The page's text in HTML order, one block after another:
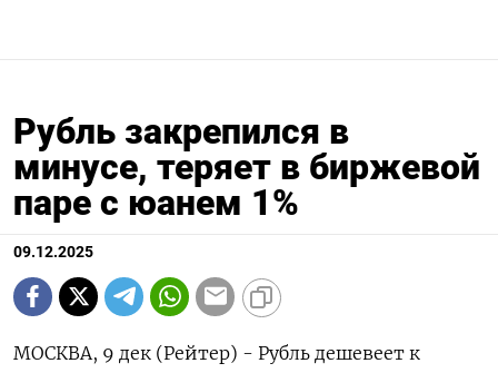
Рубль закрепился в
минусе, теряет в биржевой
паре с юанем 1%
09.12.2025
МОСКВА, 9 дек (Рейтер) - Рубль дешевеет к